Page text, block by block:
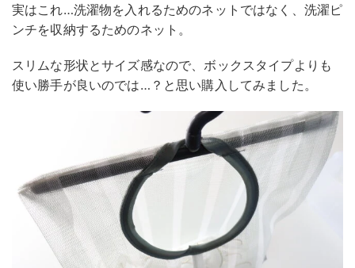
実はこれ…洗濯物を入れるためのネットではなく、洗濯ピ
ンチを収納するためのネット。
スリムな形状とサイズ感なので、ボックスタイプよりも
使い勝手が良いのでは…？と思い購入してみました。